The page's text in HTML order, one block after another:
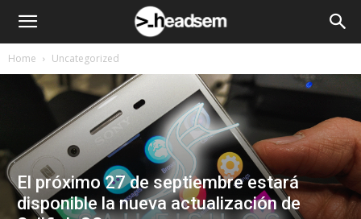
Home Uncategorized
El próximo 27 de septiembre estará
disponible la nueva actualización de